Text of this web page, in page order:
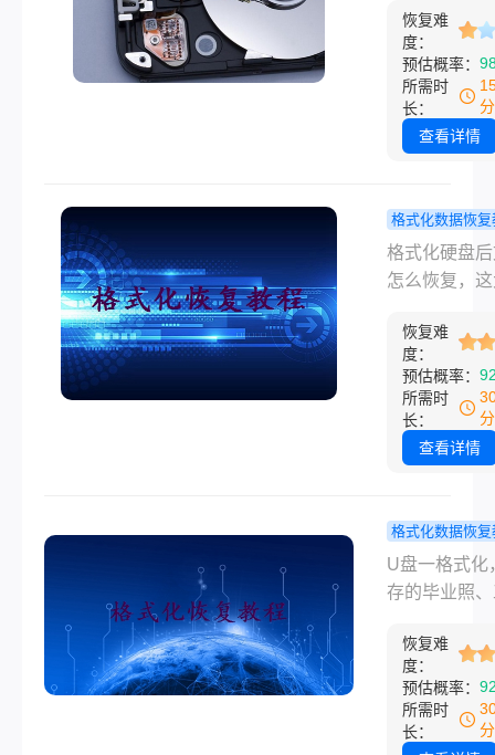
面上常见的
术，从专业
程师的实战
发，为您深
科学、安全
救援方案，
解决方案。
流程很管用
别慌，只要
确的方法，
数据都能找
今天这篇干
略，就手把
题，全程无
实操性拉满。
恢复难
度：
预估概率：
所需时
长：
查看详情
格式化数据恢复
硬盘格式化
件还能找回
管用的几种
法！
格式化硬盘
怎么恢复，
搜出来的问
可能是手滑
式化，也可
装系统前忘
份，又或者
情况，文件
心里确实慌
会按从简单
的顺序，介
实用的恢复
覆盖误删、
化、分区丢
备异常等常
恢复难
度：
预估概率：
所需时
长：
查看详情
格式化数据恢复
盘格式化怎
复？亲测有
在这了！
U盘一格式化
存的毕业照
资料好像瞬
了，当时那
真的崩。去
己就踩过这
恢复难
度：
预估概率：
所需时
长：